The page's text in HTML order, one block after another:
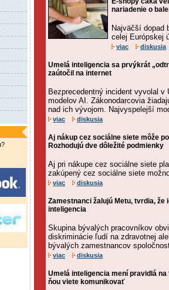
nariadenie o
Najväčší dopad
celej Európskej
viac diskusia
Umelá inteligencia sa prvýkrát
zaútočil na internet
Bezprecedentný incident vyvolal
modelov AI. Zákonodarcovia
nad ich vývojom. Najvyspelejší
viac diskusia
Aj nákup cez sociálne siete môže
Rozhodujú dve dôležité podmienky
Aj pri nákupe cez sociálne siete
zakúpený cez sociálne siete
viac diskusia
Zamestnanci žalujú Metu, tvrdia,
inteligencia
Skupina bývalých pracovníkov
diskriminácie ľudí na zdravotnej
bývalých zamestnancov
viac diskusia
Umelá inteligencia mení pravidlá
ňou viete komunikovať